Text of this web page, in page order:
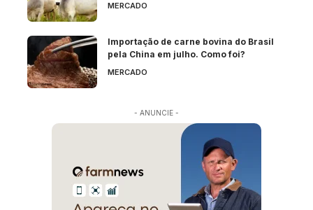
MERCADO
Importação de carne bovina do Brasil
pela China em julho. Como foi?
MERCADO
- ANUNCIE -